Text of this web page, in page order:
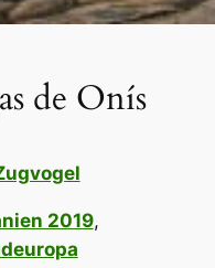
de Onís
2019